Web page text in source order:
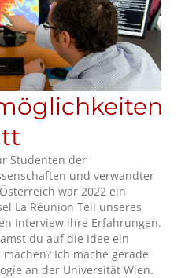
Studenten der
und verwandter
war 2022 ein
La Réunion Teil unseres
Interview ihre Erfahrungen.
du auf die Idee ein
Ich mache gerade
an der Universität Wien.